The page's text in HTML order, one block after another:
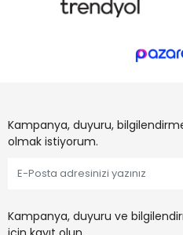
Kampanya, duyuru,
olmak istiyorum.
Kampanya, duyuru ve